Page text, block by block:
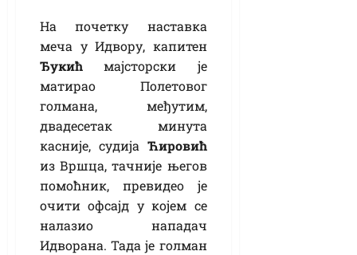
На почетку наставка
меча у Идвору, капитен
Ђукић мајсторски је
матирао Полетовог
голмана, међутим,
двадесетак минута
касније, судија Ћировић
из Вршца, тачније његов
помоћник, превидео је
очити офсајд у којем се
налазио нападач
Идворана. Тада је голман